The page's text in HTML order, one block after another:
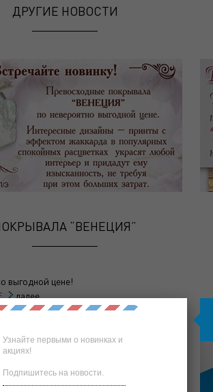
ДРУГИЕ НОВОСТИ
“ВЕНЕЦИЯ”
выгодной цене!
далее
Узнайте первыми о новинках и
акциях!
Подпишитесь на новости.